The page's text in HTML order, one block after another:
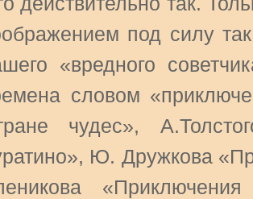
под силу
«вредного
словом
чудес»,
Ю. Дружкова